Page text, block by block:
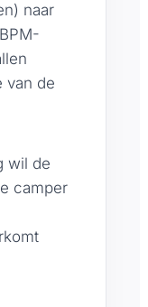
naar
van de
wil de
camper